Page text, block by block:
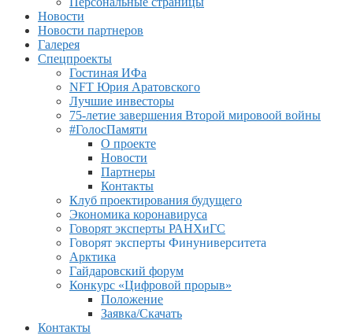
Новости
Новости партнеров
Галерея
Спецпроекты
Гостиная ИФа
NFT Юрия Аратовского
Лучшие инвесторы
75-летие завершения Второй мировоой войны
#ГолосПамяти
О проекте
Новости
Партнеры
Контакты
Клуб проектирования будущего
Экономика коронавируса
Говорят эксперты РАНХиГС
Говорят эксперты Финуниверситета
Арктика
Гайдаровский форум
Конкурс «Цифровой прорыв»
Положение
Заявка/Скачать
Контакты